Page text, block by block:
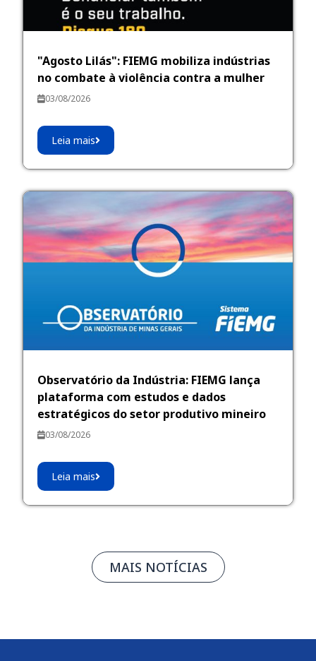
"Agosto Lilás": FIEMG mobiliza indústrias
no combate à violência contra a mulher
03/08/2026
Leia mais
Observatório da Indústria: FIEMG lança
plataforma com estudos e dados
estratégicos do setor produtivo mineiro
03/08/2026
Leia mais
MAIS NOTÍCIAS